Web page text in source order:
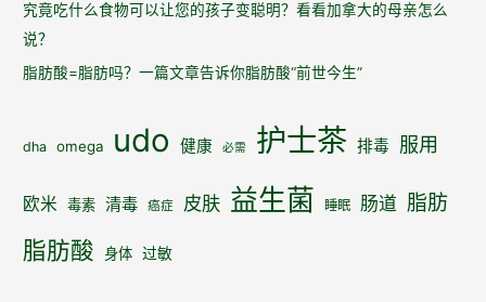
究竟吃什么食物可以让您的孩子变聪明？看看加拿大的母亲怎么
说？
脂肪酸=脂肪吗？一篇文章告诉你脂肪酸“前世今生”
dha omega udo 健康 必需 护士茶 排毒 服用
欧米 毒素 清毒 癌症 皮肤 益生菌 睡眠 肠道 脂肪
脂肪酸 身体 过敏